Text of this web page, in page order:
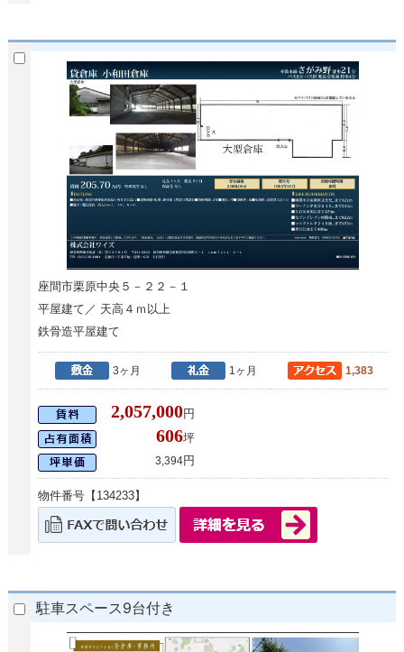
座間市栗原中央５－２２－１
平屋建て／ 天高４ｍ以上
鉄骨造平屋建て
3ヶ月 1ヶ月 1,383
2,057,000円
606坪
3,394円
物件番号【134233】
駐車スペース9台付き